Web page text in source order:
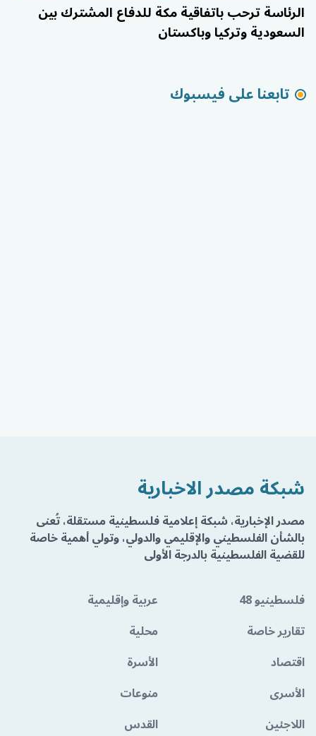
الرئاسة ترحب باتفاقية مكة للدفاع المشترك بين
السعودية وتركيا وباكستان
تابعنا على فيسبوك
شبكة مصدر الاخبارية
مصدر الإخبارية، شبكة إعلامية فلسطينية مستقلة، تُعنى
بالشأن الفلسطيني والإقليمي والدولي، وتولي أهمية خاصة
للقضية الفلسطينية بالدرجة الأولى
فلسطينيو 48
عربية وإقليمية
تقارير خاصة
محلية
اقتصاد
الأسرة
الأسرى
منوعات
اللاجئين
القدس